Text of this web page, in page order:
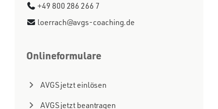
+49 800 286 266 7
loerrach@avgs-coaching.de
Onlineformulare
AVGS jetzt einlösen
AVGS jetzt beantragen